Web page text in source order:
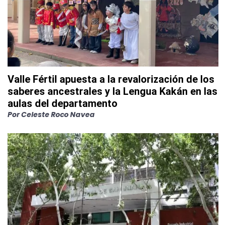
Valle Fértil apuesta a la revalorización de los
saberes ancestrales y la Lengua Kakán en las
aulas del departamento
PorCeleste Roco Navea